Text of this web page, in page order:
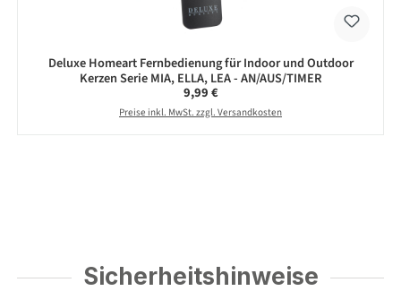
Deluxe Homeart Fernbedienung für Indoor und Outdoor
Kerzen Serie MIA, ELLA, LEA - AN/AUS/TIMER
Regulärer Preis:
9,99 €
Preise inkl. MwSt. zzgl. Versandkosten
Sicherheitshinweise